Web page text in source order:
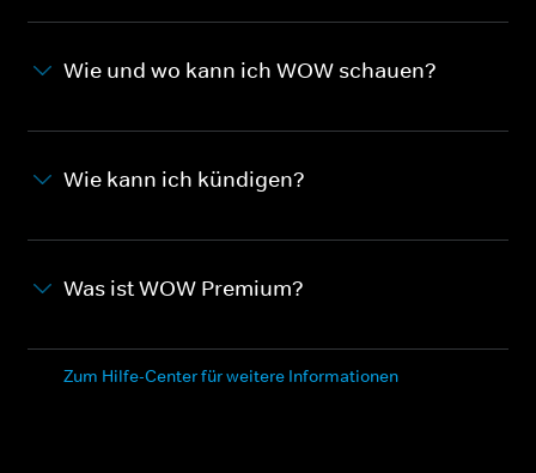
Wie und wo kann ich WOW schauen?
Wie kann ich kündigen?
Was ist WOW Premium?
Zum Hilfe-Center für weitere Informationen